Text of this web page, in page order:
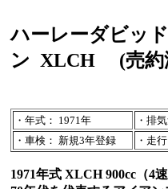
ハーレーダビッ
ン XLCH (売約
・年式： 1971年
・排
・車検： 新規3年登録
・走
1971年式 XLCH 900cc（4速